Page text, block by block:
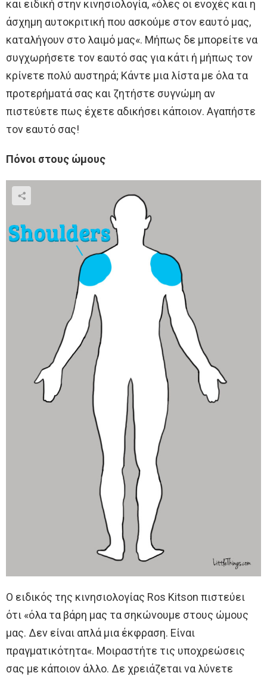
και ειδική στην κινησιολογία, «όλες οι ενοχές και η
άσχημη αυτοκριτική που ασκούμε στον εαυτό μας,
καταλήγουν στο λαιμό μας«. Μήπως δε μπορείτε να
συγχωρήσετε τον εαυτό σας για κάτι ή μήπως τον
κρίνετε πολύ αυστηρά; Κάντε μια λίστα με όλα τα
προτερήματά σας και ζητήστε συγνώμη αν
πιστεύετε πως έχετε αδικήσει κάποιον. Αγαπήστε
τον εαυτό σας!
Πόνοι στους ώμους
Ο ειδικός της κινησιολογίας Ros Kitson πιστεύει
ότι «όλα τα βάρη μας τα σηκώνουμε στους ώμους
μας. Δεν είναι απλά μια έκφραση. Είναι
πραγματικότητα«. Μοιραστήτε τις υποχρεώσεις
σας με κάποιον άλλο. Δε χρειάζεται να λύνετε